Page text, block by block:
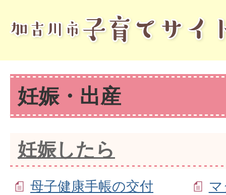
妊娠・出産
妊娠したら
母子健康手帳の交付